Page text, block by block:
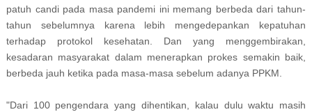
patuh candi pada masa pandemi ini memang berbeda dari tahun-
tahun sebelumnya karena lebih mengedepankan kepatuhan
terhadap protokol kesehatan. Dan yang menggembirakan,
kesadaran masyarakat dalam menerapkan prokes semakin baik,
berbeda jauh ketika pada masa-masa sebelum adanya PPKM.
"Dari 100 pengendara yang dihentikan, kalau dulu waktu masih